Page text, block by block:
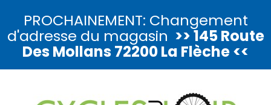
PROCHAINEMENT: Changement
d'adresse du magasin >> 145 Route
Des Mollans 72200 La Flèche <<